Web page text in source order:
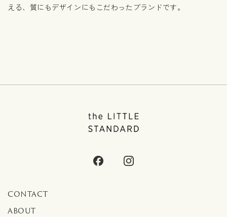
える、質にもデザインにもこだわったブランドです。
CONTACT
ABOUT